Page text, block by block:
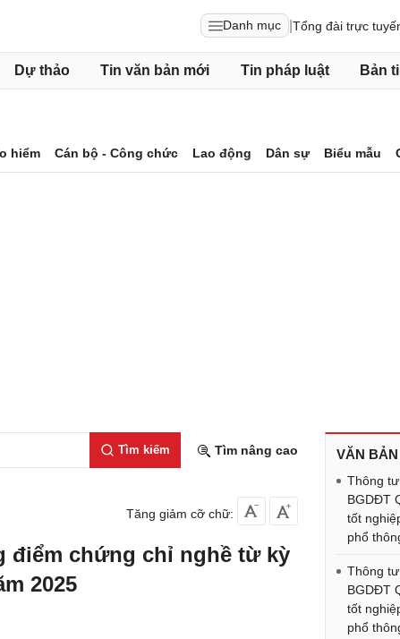
Danh mục Tổng đài trực
Dự thảo Tin văn bản mới Tin pháp luật Bản
hiểm Cán bộ - Công chức Lao động Dân sự Biểu mẫu
Tìm kiếm Tìm nâng cao
Tăng giảm cỡ chữ:
điểm chứng chỉ nghề từ kỳ
2025
VĂN
Thông
BGDĐT
tốt
phổ
Thông
BGDĐT
tốt
phổ